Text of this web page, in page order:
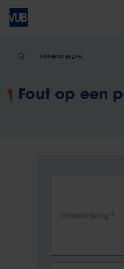
Overslaan
naar
inhoud
Fout op een pagina
Fout op een
Omschrijving *